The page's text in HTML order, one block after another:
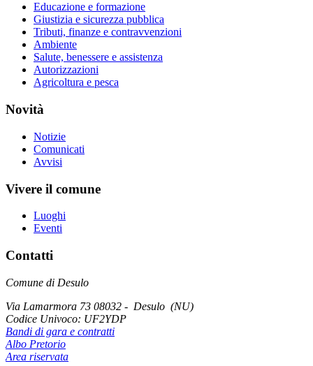
Educazione e formazione
Giustizia e sicurezza pubblica
Tributi, finanze e contravvenzioni
Ambiente
Salute, benessere e assistenza
Autorizzazioni
Agricoltura e pesca
Novità
Notizie
Comunicati
Avvisi
Vivere il comune
Luoghi
Eventi
Contatti
Comune di Desulo
Via Lamarmora 73 08032 - Desulo (NU)
Codice Univoco: UF2YDP
Bandi di gara e contratti
Albo Pretorio
Area riservata